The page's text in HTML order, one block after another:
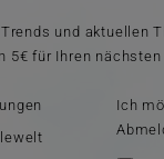
und aktuellen
für Ihren
Ich